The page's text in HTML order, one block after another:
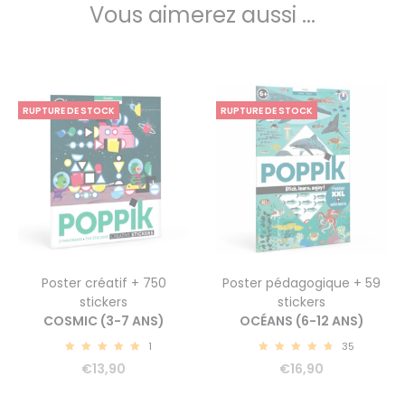
Vous aimerez aussi ...
RUPTURE DE STOCK
Poster créatif + 750
stickers
COSMIC (3-7 ANS)
1
€13,90
RUPTURE DE STOCK
Poster pédagogique + 59
stickers
OCÉANS (6-12 ANS)
35
€16,90